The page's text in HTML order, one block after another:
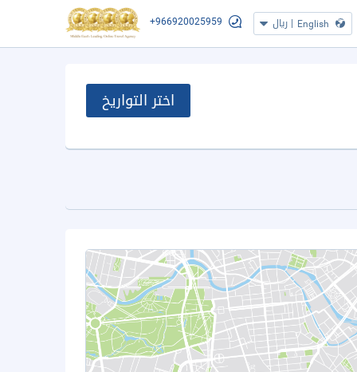
English
| ريال +966920025959
اختر التواريخ